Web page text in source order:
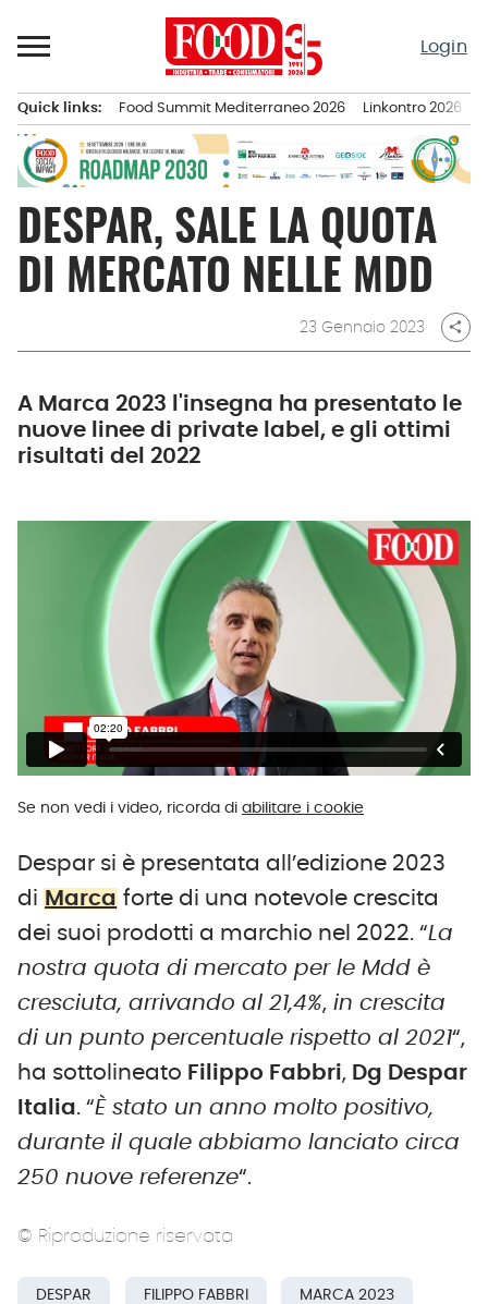
al
Login
principale
Quick links: Food Summit Mediterraneo 2026 Linkontro 2026
DESPAR, SALE LA QUOTA
DI MERCATO NELLE MDD
23 Gennaio 2023 share
A Marca 2023 l'insegna ha presentato le
nuove linee di private label, e gli ottimi
risultati del 2022
Se non vedi i video, ricorda di abilitare i cookie
Despar si è presentata all’edizione 2023
di Marca forte di una notevole crescita
dei suoi prodotti a marchio nel 2022. “La
nostra quota di mercato per le Mdd è
cresciuta, arrivando al 21,4%, in crescita
di un punto percentuale rispetto al 2021“,
ha sottolineato Filippo Fabbri, Dg Despar
Italia. “È stato un anno molto positivo,
durante il quale abbiamo lanciato circa
250 nuove referenze“.
© Riproduzione riservata
DESPAR FILIPPO FABBRI MARCA 2023